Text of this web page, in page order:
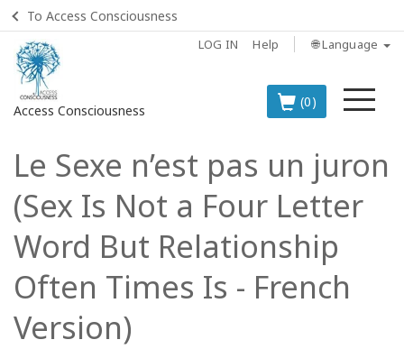
To Access Consciousness
LOG IN Help 🌐 Language
Access Consciousness
(0)
Sign
in
to
Your
Account
BOOKS
CLASSES
Le Sexe n’est pas un juron
(Sex Is Not a Four Letter
Word But Relationship
Often Times Is - French
Version)